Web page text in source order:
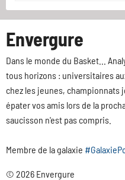
Envergure
Dans le monde du Basket...
tous horizons : universitaires
chez les jeunes, championnats
épater vos amis lors de la
saucisson n'est pas compris.
Membre de la galaxie
© 2026 Envergure